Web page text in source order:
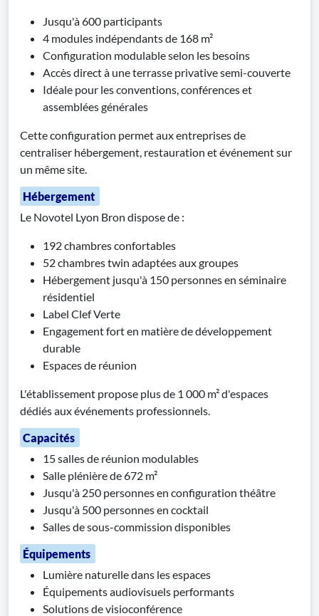
Jusqu'à 600 participants
4 modules indépendants de 168 m²
Configuration modulable selon les besoins
Accès direct à une terrasse privative semi-couverte
Idéale pour les conventions, conférences et
assemblées générales
Cette configuration permet aux entreprises de
centraliser hébergement, restauration et événement sur
un même site.
Hébergement
Le Novotel Lyon Bron dispose de :
192 chambres confortables
52 chambres twin adaptées aux groupes
Hébergement jusqu'à 150 personnes en séminaire
résidentiel
Label Clef Verte
Engagement fort en matière de développement
durable
Espaces de réunion
L'établissement propose plus de 1 000 m² d'espaces
dédiés aux événements professionnels.
Capacités
15 salles de réunion modulables
Salle plénière de 672 m²
Jusqu'à 250 personnes en configuration théâtre
Jusqu'à 500 personnes en cocktail
Salles de sous-commission disponibles
Équipements
Lumière naturelle dans les espaces
Équipements audiovisuels performants
Solutions de visioconférence